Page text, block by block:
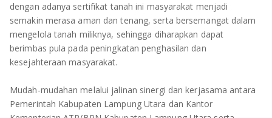
dengan adanya sertifikat tanah ini masyarakat menjadi
semakin merasa aman dan tenang, serta bersemangat dalam
mengelola tanah miliknya, sehingga diharapkan dapat
berimbas pula pada peningkatan penghasilan dan
kesejahteraan masyarakat.
Mudah-mudahan melalui jalinan sinergi dan kerjasama antara
Pemerintah Kabupaten Lampung Utara dan Kantor